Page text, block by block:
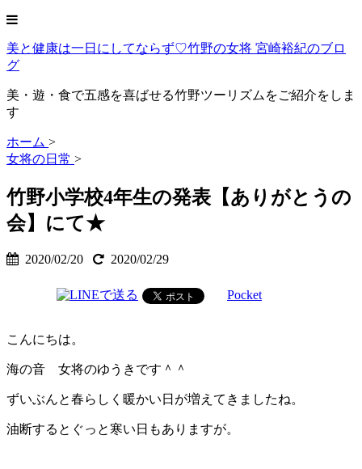
美と健康は一日にしてならず♡竹野の女将 宮崎裕紀のブロ
グ
美・遊・食で五感を喜ばせる竹野ツーリズムをご紹介をしま
す
ホーム >
女将の日常 >
竹野小学校4年生の発表【ありがとうの
会】にて★
2020/02/20 2020/02/29
Pocket
こんにちは。
海の音 女将のゆうきです＾＾
ずいぶんと春らしく暖かい日が増えてきましたね。
油断するとぐっと寒い日もありますが。